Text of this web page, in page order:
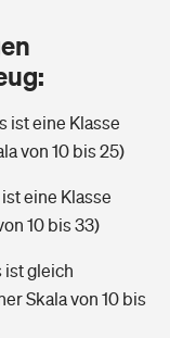
ist eine Klasse
von 10 bis 25)
eine Klasse
10 bis 33)
ist gleich
Skala von 10 bis